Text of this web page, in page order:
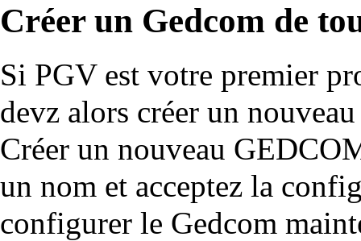
Créer un Gedcom de
Si PGV est votre premier
devz alors créer un
Créer un nouveau
un nom et acceptez la
configurer le Gedcom